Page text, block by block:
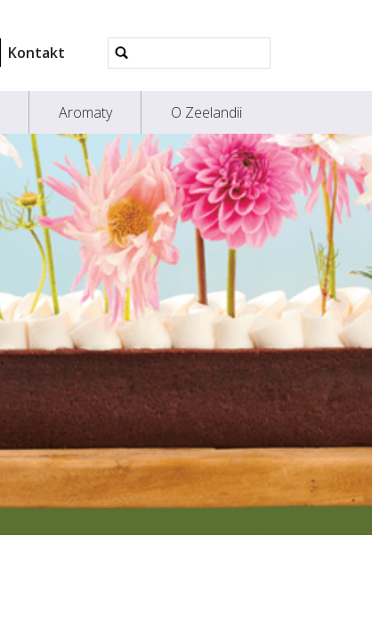
Kontakt
Wyszukiwanie
Zaawansowane...
Aromaty O Zeelandii